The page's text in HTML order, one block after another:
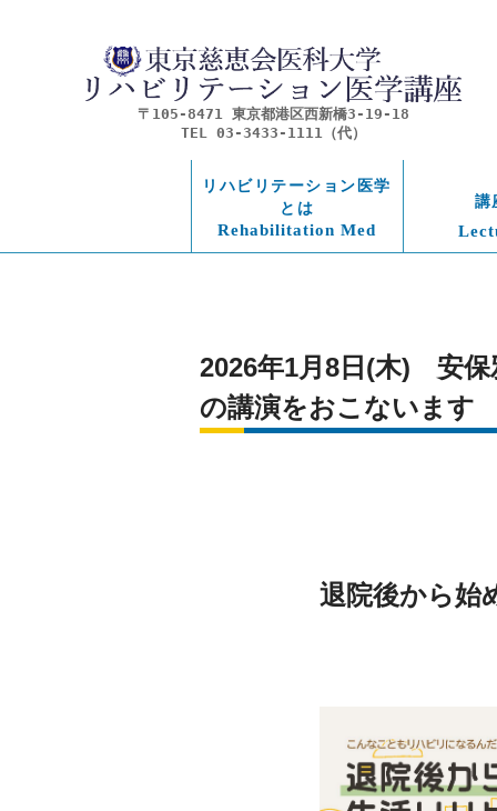
〒105-8471 東京都港区西新橋3-19-18
TEL 03-3433-1111（代）
リハビリテーション医学
とは
Rehabilitation Med
講
2026年1月8日(木)　安
の講演をおこないます
退院後から始